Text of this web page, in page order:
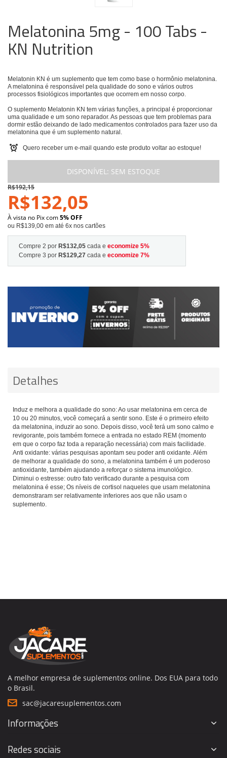
Melatonina 5mg - 100 Tabs -
KN Nutrition
Melatonin KN é um suplemento que tem como base o hormônio melatonina.
A melatonina é responsável pela qualidade do sono e vários outros
processos fisiológicos importantes que ocorrem em nosso corpo.
O suplemento Melatonin KN tem várias funções, a principal é proporcionar
uma qualidade e um sono reparador. As pessoas que tem problemas para
dormir estão deixando de lado medicamentos controlados para fazer uso da
melatonina que é um suplemento natural.
Quero receber um e-mail quando este produto voltar ao estoque!
DISPONÍVEL: SEM ESTOQUE
R$192,15
R$132,05
À vista no Pix com5% OFF
ou R$139,00 em até 6x nos cartões
Compre 2 por R$132,05 cada e economize 5%
Compre 3 por R$129,27 cada e economize 7%
Detalhes
Induz e melhora a qualidade do sono: Ao usar melatonina em cerca de
10 ou 20 minutos, você começará a sentir sono. Este é o primeiro efeito
da melatonina, induzir ao sono. Depois disso, você terá um sono calmo e
revigorante, pois também fornece a entrada no estado REM (momento
em que o corpo faz toda a reparação necessária) com mais facilidade.
Anti oxidante: várias pesquisas apontam seu poder anti oxidante. Além
de melhorar a qualidade do sono, a melatonina também é um poderoso
antioxidante, também ajudando a reforçar o sistema imunológico.
Diminui o estresse: outro fato verificado durante a pesquisa com
melatonina é esse; Os níveis de cortisol naqueles que usam melatonina
demonstraram ser relativamente inferiores aos que não usam o
suplemento.
A melhor empresa de suplementos online. Dos EUA para todo
o Brasil.
sac@jacaresuplementos.com
Informações
Redes sociais